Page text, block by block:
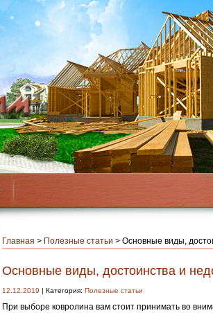
Главная > Полезные статьи > Основные виды,
Основные виды, достоинства и
12.12.2019 | Категория: Полезные статьи
При выборе ковролина вам стоит принимать во